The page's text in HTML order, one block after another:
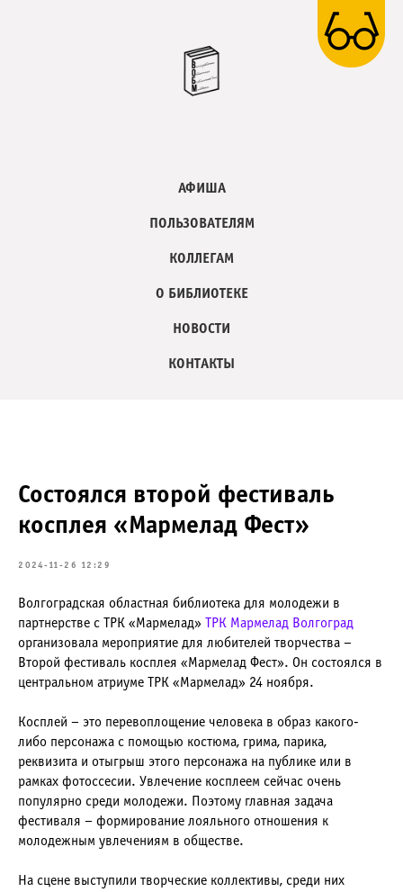
АФИША
ПОЛЬЗОВАТЕЛЯМ
КОЛЛЕГАМ
О БИБЛИОТЕКЕ
НОВОСТИ
КОНТАКТЫ
Состоялся второй фестиваль
косплея «Мармелад Фест»
2024-11-26 12:29
Волгоградская областная библиотека для молодежи в
партнерстве с ТРК «Мармелад» ТРК Мармелад Волгоград
организовала мероприятие для любителей творчества –
Второй фестиваль косплея «Мармелад Фест». Он состоялся в
центральном атриуме ТРК «Мармелад» 24 ноября.
Косплей – это перевоплощение человека в образ какого-
либо персонажа с помощью костюма, грима, парика,
реквизита и отыгрыш этого персонажа на публике или в
рамках фотоссесии. Увлечение косплеем сейчас очень
популярно среди молодежи. Поэтому главная задача
фестиваля – формирование лояльного отношения к
молодежным увлечениям в обществе.
На сцене выступили творческие коллективы, среди них